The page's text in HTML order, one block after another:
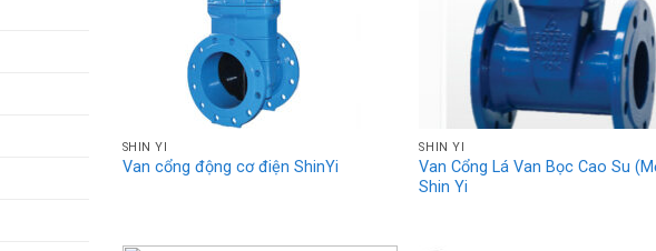
SHIN YI
Van cổng động cơ điện ShinYi
SHIN YI
Van Cổng Lá Van Bọc Cao Su
Shin Yi